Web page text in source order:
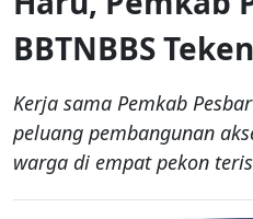
BBTNBBS
Kerja sama Pemkab
peluang pembangunan
warga di empat pekon